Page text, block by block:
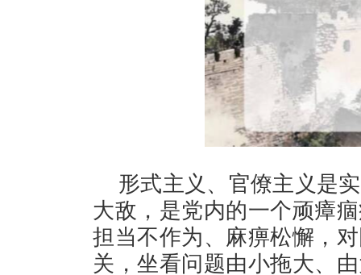
形式主义、官僚主义是
大敌，是党内的一个顽瘴
担当不作为、麻痹松懈，
关，坐看问题由小拖大、